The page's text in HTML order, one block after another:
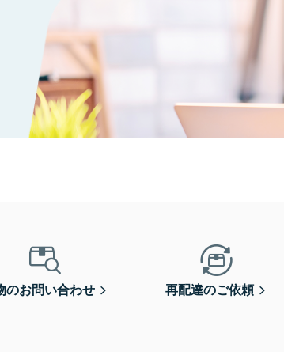
のお問い合わせ 再配達のご依頼